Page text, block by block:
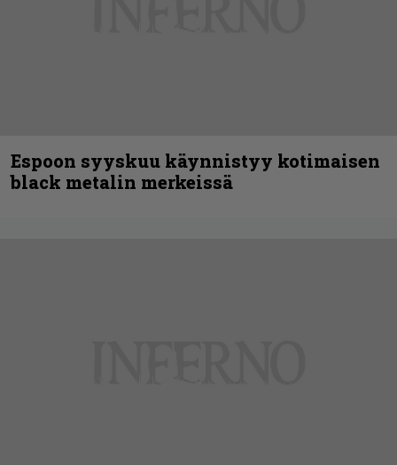
Espoon syyskuu käynnistyy kotimaisen
black metalin merkeissä